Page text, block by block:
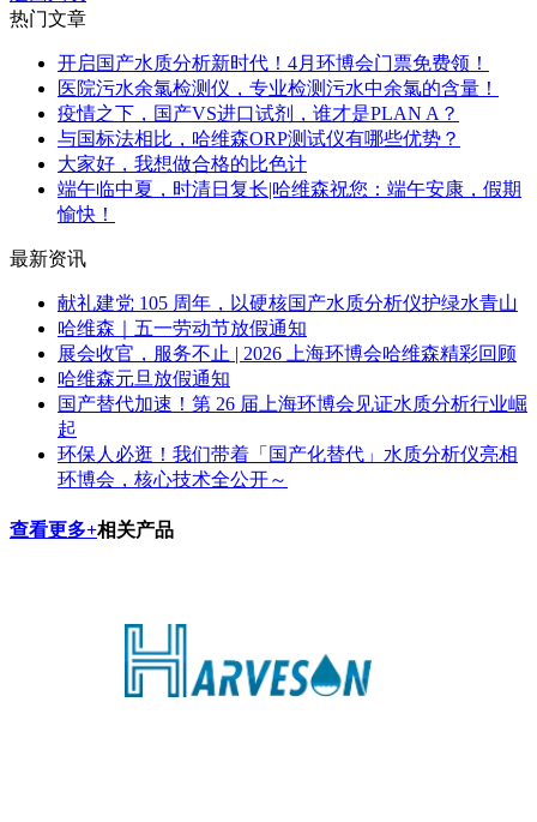
热门文章
开启国产水质分析新时代！4月环博会门票免费领！
医院污水余氯检测仪，专业检测污水中余氯的含量！
疫情之下，国产VS进口试剂，谁才是PLAN A？
与国标法相比，哈维森ORP测试仪有哪些优势？
大家好，我想做合格的比色计
​端午临中夏，时清日复长|哈维森祝您：端午安康，假期
愉快！
最新资讯
献礼建党 105 周年，以硬核国产水质分析仪护绿水青山
哈维森｜五一劳动节放假通知
展会收官，服务不止 | 2026 上海环博会哈维森精彩回顾
哈维森元旦放假通知
国产替代加速！第 26 届上海环博会见证水质分析行业崛
起
环保人必逛！我们带着「国产化替代」水质分析仪亮相
环博会，核心技术全公开～
查看更多+相关产品